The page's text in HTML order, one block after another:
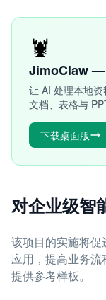
🦞
JimoClaw —
让 AI 处理本地
文档、表格与
下载桌面版
对企业级智
该项目的实施将
应用，提高业务
提供参考样板。